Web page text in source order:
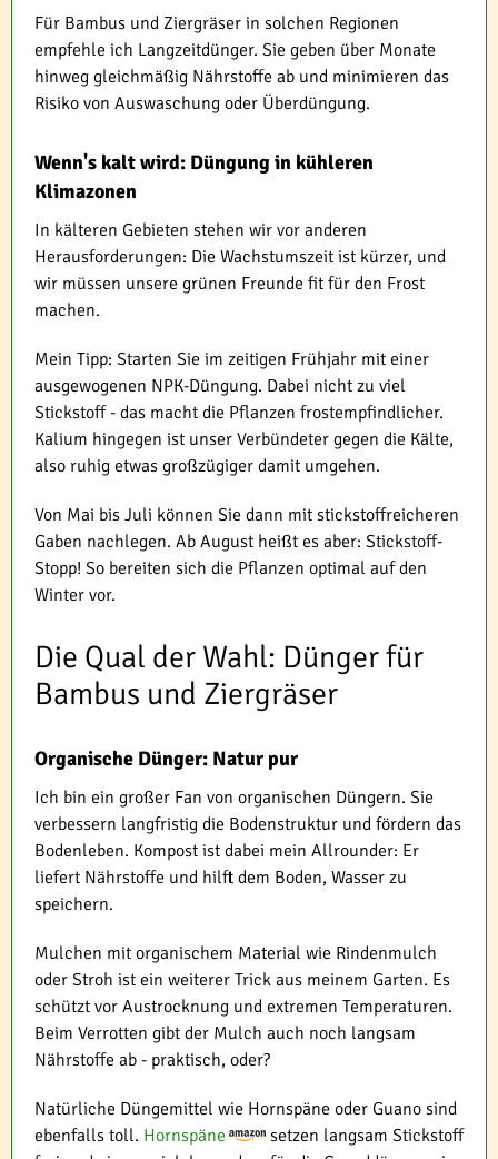
Für Bambus und Ziergräser in solchen Regionen
empfehle ich Langzeitdünger. Sie geben über Monate
hinweg gleichmäßig Nährstoffe ab und minimieren das
Risiko von Auswaschung oder Überdüngung.
Wenn's kalt wird: Düngung in kühleren
Klimazonen
In kälteren Gebieten stehen wir vor anderen
Herausforderungen: Die Wachstumszeit ist kürzer, und
wir müssen unsere grünen Freunde fit für den Frost
machen.
Mein Tipp: Starten Sie im zeitigen Frühjahr mit einer
ausgewogenen NPK-Düngung. Dabei nicht zu viel
Stickstoff - das macht die Pflanzen frostempfindlicher.
Kalium hingegen ist unser Verbündeter gegen die Kälte,
also ruhig etwas großzügiger damit umgehen.
Von Mai bis Juli können Sie dann mit stickstoffreicheren
Gaben nachlegen. Ab August heißt es aber: Stickstoff-
Stopp! So bereiten sich die Pflanzen optimal auf den
Winter vor.
Die Qual der Wahl: Dünger für
Bambus und Ziergräser
Organische Dünger: Natur pur
Ich bin ein großer Fan von organischen Düngern. Sie
verbessern langfristig die Bodenstruktur und fördern das
Bodenleben. Kompost ist dabei mein Allrounder: Er
liefert Nährstoffe und hilft dem Boden, Wasser zu
speichern.
Mulchen mit organischem Material wie Rindenmulch
oder Stroh ist ein weiterer Trick aus meinem Garten. Es
schützt vor Austrocknung und extremen Temperaturen.
Beim Verrotten gibt der Mulch auch noch langsam
Nährstoffe ab - praktisch, oder?
Natürliche Düngemittel wie Hornspäne oder Guano sind
ebenfalls toll. Hornspäne
setzen langsam Stickstoff